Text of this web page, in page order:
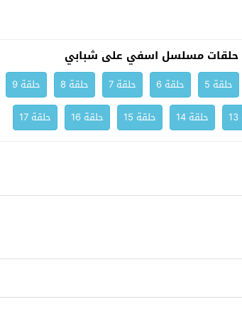
حلقات مسلسل اسفي على شبابي
حلقة 5 حلقة 6 حلقة 7 حلقة 8 حلقة 9
حلقة 14 حلقة 15 حلقة 16 حلقة 17